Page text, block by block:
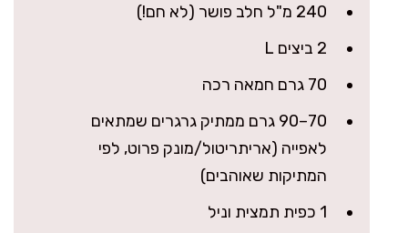
240 מ"ל חלב פושר (לא חם!)
2 ביצים L
70 גרם חמאה רכה
70–90 גרם ממתיק גרגרים שמתאים
לאפייה (אריתריטול/מונק פרוט, לפי
המתיקות שאוהבים)
1 כפית תמצית וניל